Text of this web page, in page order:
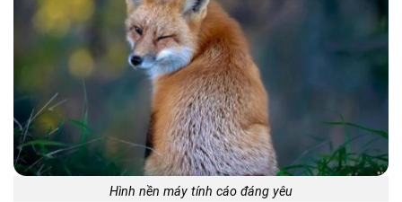
Hình nền máy tính cáo đáng yêu